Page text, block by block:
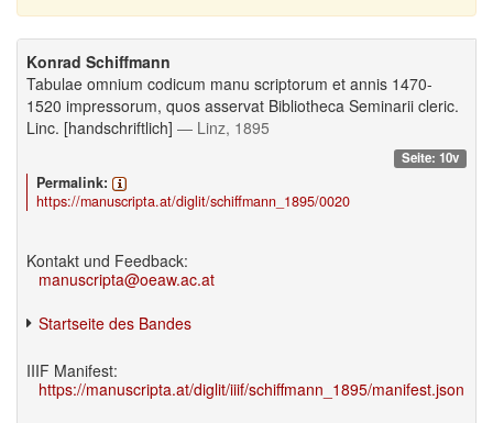
Konrad Schiffmann
Tabulae omnium codicum manu scriptorum et annis 1470-
1520 impressorum, quos asservat Bibliotheca Seminarii cleric.
Linc. [handschriftlich] — Linz, 1895
Seite: 10v
Permalink:
https://manuscripta.at/diglit/schiffmann_1895/0020
Kontakt und Feedback:
manuscripta@oeaw.ac.at
Startseite des Bandes
IIIF Manifest:
https://manuscripta.at/diglit/iiif/schiffmann_1895/manifest.json